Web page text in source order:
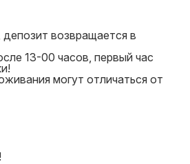
возвращается в
13-00 часов, первый час
могут отличаться от